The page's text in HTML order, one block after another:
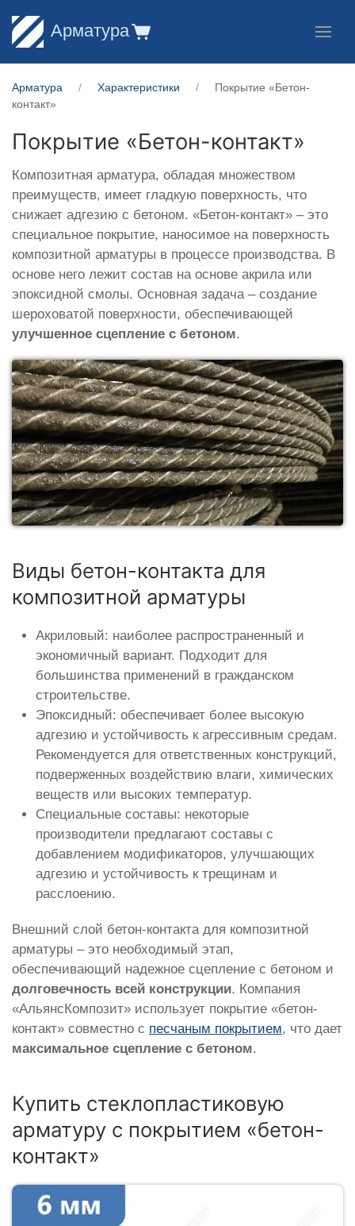
Арматура
Арматура Характеристики
Покрытие «Бетон-
контакт»
Покрытие «Бетон-контакт»
Композитная арматура, обладая множеством
преимуществ, имеет гладкую поверхность, что
снижает адгезию с бетоном. «Бетон-контакт» – это
специальное покрытие, наносимое на поверхность
композитной арматуры в процессе производства. В
основе него лежит состав на основе акрила или
эпоксидной смолы. Основная задача – создание
шероховатой поверхности, обеспечивающей
улучшенное сцепление с бетоном.
Виды бетон-контакта для
композитной арматуры
Акриловый: наиболее распространенный и
экономичный вариант. Подходит для
большинства применений в гражданском
строительстве.
Эпоксидный: обеспечивает более высокую
адгезию и устойчивость к агрессивным средам.
Рекомендуется для ответственных конструкций,
подверженных воздействию влаги, химических
веществ или высоких температур.
Специальные составы: некоторые
производители предлагают составы с
добавлением модификаторов, улучшающих
адгезию и устойчивость к трещинам и
расслоению.
Внешний слой бетон-контакта для композитной
арматуры – это необходимый этап,
обеспечивающий надежное сцепление с бетоном и
долговечность всей конструкции. Компания
«АльянсКомпозит» использует покрытие «бетон-
контакт» совместно с песчаным покрытием, что дает
максимальное сцепление с бетоном.
Купить стеклопластиковую
арматуру с покрытием «бетон-
контакт»